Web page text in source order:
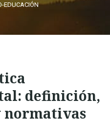
EDUCACIÓN
definición,